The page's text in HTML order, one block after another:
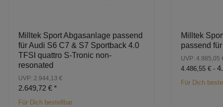
Milltek Sport Abgasanlage passend
für Audi S6 C7 & S7 Sportback 4.0
TFSI quattro S-Tronic non-
resonated
UVP: 2.944,13 €
2.649,72 € *
Für Dich bestellbar
Milltek
passend
UVP: 4.985,05
4.486,55 € -
Für Dich